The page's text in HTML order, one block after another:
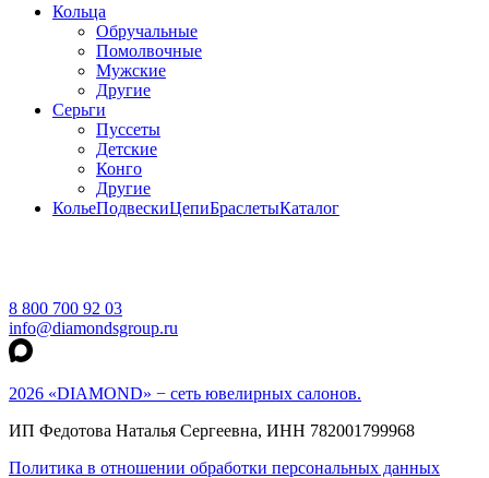
Кольца
Обручальные
Помолвочные
Мужские
Другие
Серьги
Пуссеты
Детские
Конго
Другие
КольеПодвескиЦепиБраслетыКаталог
8 800 700 92 03
info@diamondsgroup.ru
2026 «DIAMOND» − сеть ювелирных салонов.
ИП Федотова Наталья Сергеевна, ИНН 782001799968
Политика в отношении обработки персональных данных